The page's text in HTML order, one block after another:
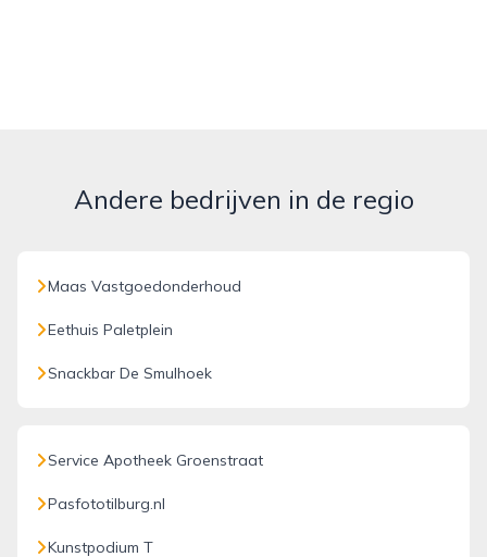
Andere bedrijven in de regio
Maas Vastgoedonderhoud
Eethuis Paletplein
Snackbar De Smulhoek
Service Apotheek Groenstraat
Pasfototilburg.nl
Kunstpodium T